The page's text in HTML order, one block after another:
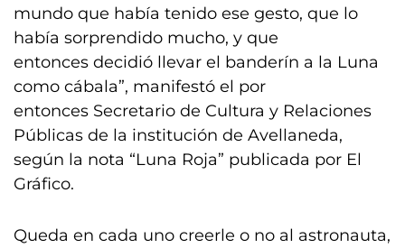
mundo que había tenido ese gesto, que lo
había sorprendido mucho, y que
entonces decidió llevar el banderín a la Luna
como cábala”, manifestó el por
entonces Secretario de Cultura y Relaciones
Públicas de la institución de Avellaneda,
según la nota “Luna Roja” publicada por El
Gráfico.
Queda en cada uno creerle o no al astronauta,